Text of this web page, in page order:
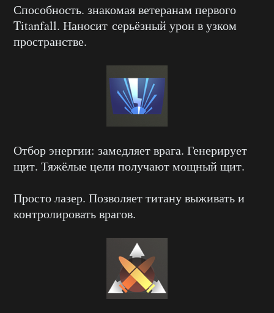
Способность. знакомая ветеранам первого
Titanfall. Наносит серьёзный урон в узком
пространстве.
Отбор энергии: замедляет врага. Генерирует
щит. Тяжёлые цели получают мощный щит.
Просто лазер. Позволяет титану выживать и
контролировать врагов.